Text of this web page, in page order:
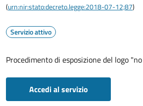
(urn:nir:stato:decreto.legge:2018-07-12;87)
Servizio attivo
Procedimento di esposizione del logo
Accedi al servizio